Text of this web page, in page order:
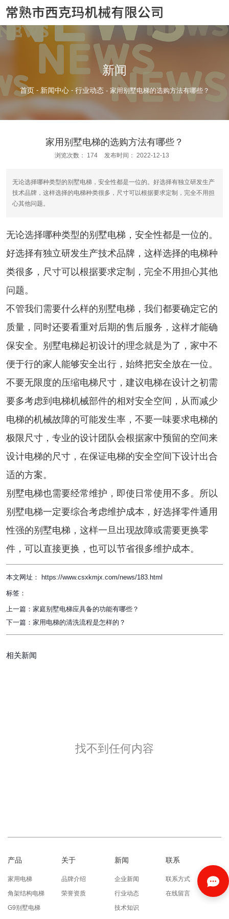
新闻
首页 - 新闻中心 - 行业动态 - 家用别墅电梯的选购方法有哪些？
家用别墅电梯的选购方法有哪些？
浏览次数： 174 发布时间： 2022-12-13
无论选择哪种类型的别墅电梯，安全性都是一位的。好选择有独立研发生产
技术品牌，这样选择的电梯种类很多，尺寸可以根据要求定制，完全不用担
心其他问题。
无论选择哪种类型的别墅电梯，安全性都是一位的。
好选择有独立研发生产技术品牌，这样选择的电梯种
类很多，尺寸可以根据要求定制，完全不用担心其他
问题。
不管我们需要什么样的别墅电梯，我们都要确定它的
质量，同时还要看重对后期的售后服务，这样才能确
保安全。别墅电梯起初设计的理念就是为了，家中不
便于行的家人能够安全出行，始终把安全放在一位。
不要无限度的压缩电梯尺寸，建议电梯在设计之初需
要多考虑到电梯机械部件的相对安全空间，从而减少
电梯的机械故障的可能发生率，不要一味要求电梯的
极限尺寸，专业的设计团队会根据家中预留的空间来
设计电梯的尺寸，在保证电梯的安全空间下设计出合
适的方案。
别墅电梯也需要经常维护，即使日常使用不多。所以
别墅电梯一定要综合考虑维护成本，好选择零件通用
性强的别墅电梯，这样一旦出现故障或需要更换零
件，可以直接更换，也可以节省很多维护成本。
本文网址： https://www.csxkmjx.com/news/183.html
标签：
上一篇： 家庭别墅电梯应具备的功能有哪些？
下一篇： 家用电梯的清洗流程是怎样的？
相关新闻
找不到任何内容
产品
家用电梯
角架结构电梯
G9别墅电梯
关于
品牌介绍
荣誉资质
新闻
企业新闻
行业动态
技术知识
联系
联系方式
在线留言